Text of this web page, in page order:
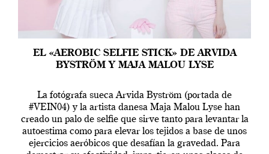
EL «AEROBIC SELFIE STICK» DE ARVIDA
BYSTRÖM Y MAJA MALOU LYSE
La fotógrafa sueca Arvida Byström (portada de
#VEIN04) y la artista danesa Maja Malou Lyse han
creado un palo de selfie que sirve tanto para levantar la
autoestima como para elevar los tejidos a base de unos
ejercicios aeróbicos que desafían la gravedad. Para